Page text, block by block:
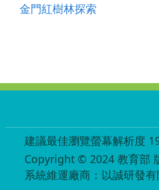
金門紅樹林探索
建議最佳瀏覽螢幕解析度
Copyright © 2024 教育部
系統維運廠商：以誠研發有